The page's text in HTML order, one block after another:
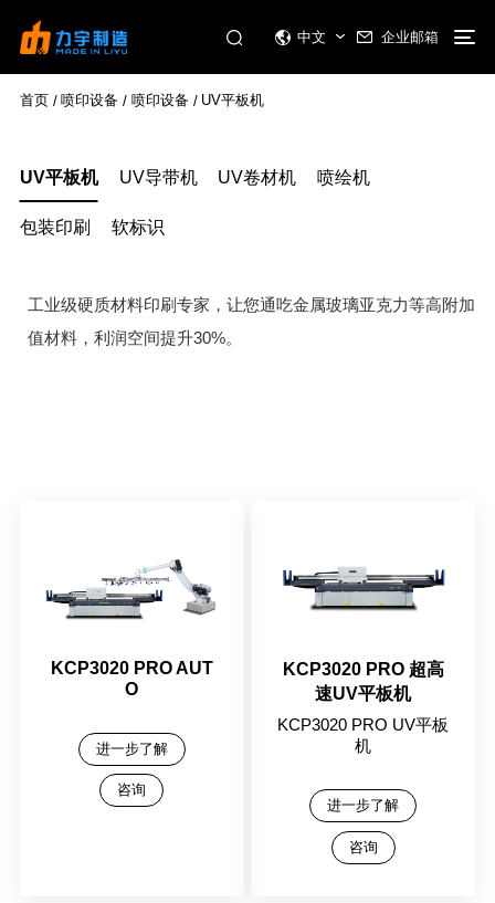
中文 企业邮箱
首页 / 喷印设备 / 喷印设备 / UV平板机
UV平板机 UV导带机 UV卷材机 喷绘机
包装印刷 软标识
工业级硬质材料印刷专家，让您通吃金属玻璃亚克力等高附加
值材料，利润空间提升30%。
KCP3020 PRO AUT
O
进一步了解
咨询
KCP3020 PRO 超高
速UV平板机
KCP3020 PRO UV平板
机
进一步了解
咨询